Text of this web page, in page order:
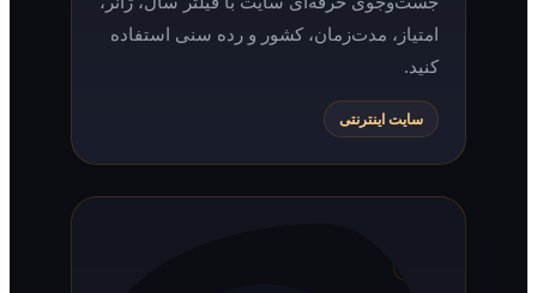
امتیاز، مدت‌زمان، کشور و رده سنی استفاده
سایت اینترنتی